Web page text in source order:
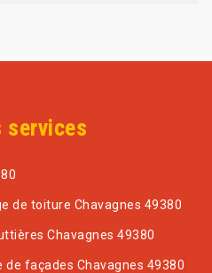
services
de toiture Chavagnes 49380
Chavagnes 49380
façades Chavagnes 49380